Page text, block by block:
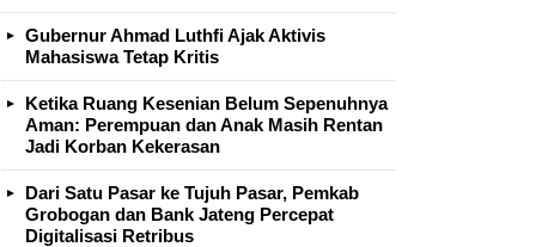
Gubernur Ahmad Luthfi Ajak Aktivis
Mahasiswa Tetap Kritis
Ketika Ruang Kesenian Belum Sepenuhnya
Aman: Perempuan dan Anak Masih Rentan
Jadi Korban Kekerasan
Dari Satu Pasar ke Tujuh Pasar, Pemkab
Grobogan dan Bank Jateng Percepat
Digitalisasi Retribus